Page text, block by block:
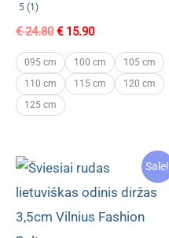
5 (1)
€24.80 Original
was:
€ 24.80.
€15.90Current
is:
€ 15.90.
095 cm 100 cm
105 cm
110 cm
115 cm
120 cm
125 cm
Sale!